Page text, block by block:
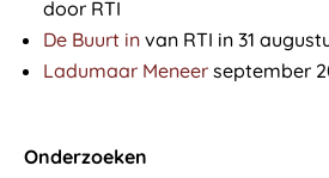
door RTI
De Buurt in van RTI in 31
Ladumaar Meneer september
Onderzoeken